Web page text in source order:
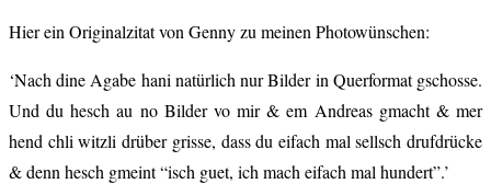
Hier ein Originalzitat von Genny zu meinen Photowünschen:
‘Nach dine Agabe hani natürlich nur Bilder in Querformat gschosse.
Und du hesch au no Bilder vo mir & em Andreas gmacht & mer
hend chli witzli drüber grisse, dass du eifach mal sellsch drufdrücke
& denn hesch gmeint “isch guet, ich mach eifach mal hundert”.’